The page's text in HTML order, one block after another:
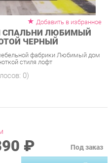
Добавить в избранное
СПАЛЬНИ ЛЮБИМЫЙ
ЧЕРНЫЙ
фабрики Любимый дом
0)
₽
ЗАКАЗАТЬ